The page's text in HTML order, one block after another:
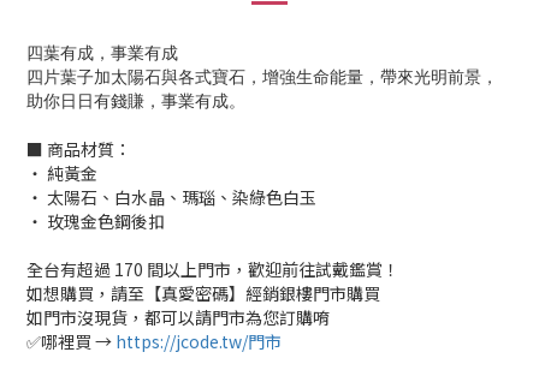
四葉有成，事業有成
四片葉子加太陽石與各式寶石，增強生命能量，帶來光明前景，
助你日日有錢賺，事業有成。
■ 商品材質：
‧ 純黃金
‧ 太陽石、白水晶、瑪瑙、染綠色白玉
‧ 玫瑰金色鋼後扣
全台有超過 170 間以上門市，歡迎前往試戴鑑賞！
如想購買，請至【真愛密碼】經銷銀樓門市購買
如門市沒現貨，都可以請門市為您訂購唷
✅哪裡買 → https://jcode.tw/門市